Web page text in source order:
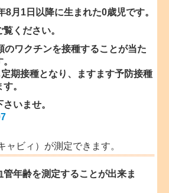
8月1日以降に生まれた0歳児です。
覧ください。
のワクチンを接種することが当た
期接種となり、ますます予防接種
。
さいませ。
ャビィ）が測定できます。
年齢を測定することが出来ま